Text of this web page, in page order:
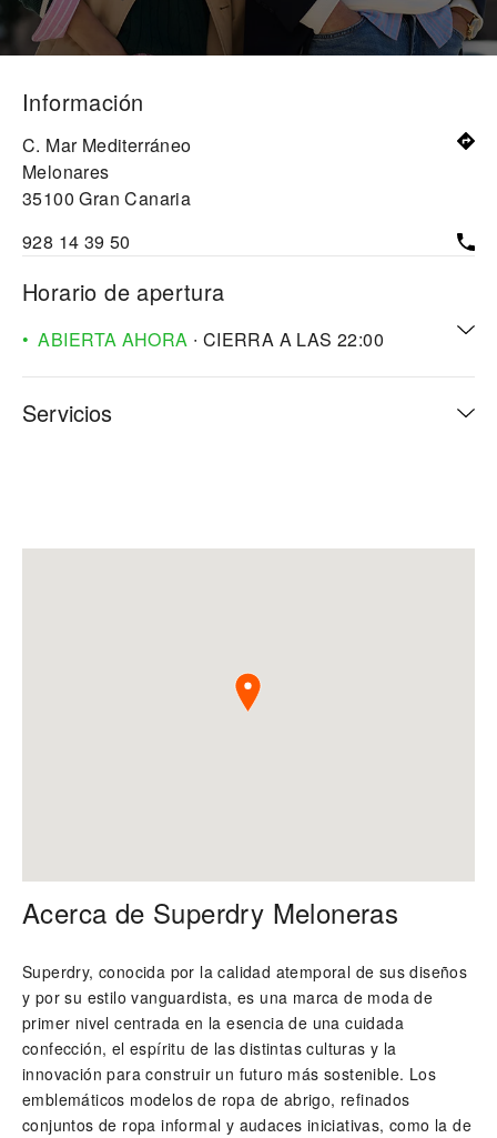
Información
C. Mar Mediterráneo
Melonares
35100 Gran Canaria
928 14 39 50
Horario de apertura
ABIERTA AHORA ∙ CIERRA A LAS 22:00
Servicios
Acerca de Superdry Meloneras
Superdry, conocida por la calidad atemporal de sus diseños
y por su estilo vanguardista, es una marca de moda de
primer nivel centrada en la esencia de una cuidada
confección, el espíritu de las distintas culturas y la
innovación para construir un futuro más sostenible. Los
emblemáticos modelos de ropa de abrigo, refinados
conjuntos de ropa informal y audaces iniciativas, como la de